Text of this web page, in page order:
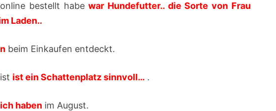
Ü
L
bestellt habewar Hundefutter.. die Sorte von Frau
Laden..
beim Einkaufen entdeckt.
ist ein Schattenplatz sinnvoll… .
haben im August.